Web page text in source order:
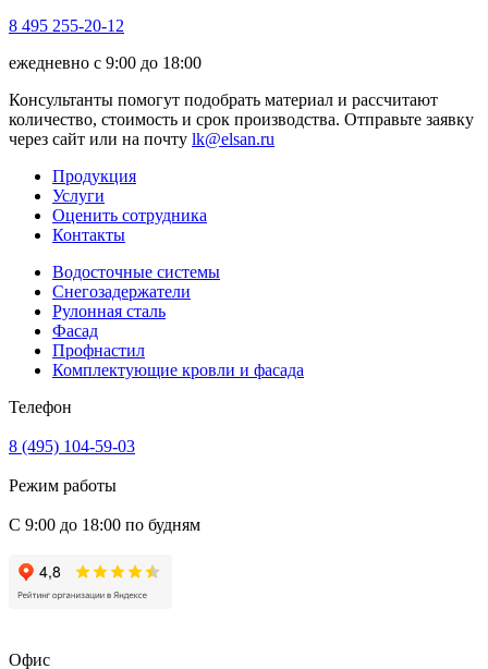
8 495 255-20-12
ежедневно с 9:00 до 18:00
Консультанты помогут подобрать материал и рассчитают
количество, стоимость и срок производства. Отправьте заявку
через сайт или на почту lk@elsan.ru
Продукция
Услуги
Оценить сотрудника
Контакты
Водосточные системы
Снегозадержатели
Рулонная сталь
Фасад
Профнастил
Комплектующие кровли и фасада
Телефон
8 (495) 104-59-03
Режим работы
С 9:00 до 18:00 по будням
Офис